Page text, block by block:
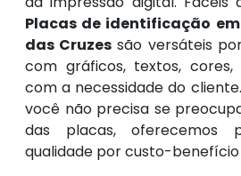
Placas de identificação
das Cruzes são versáteis
com gráficos, textos,
com a necessidade do
você não precisa se
das placas, oferecemos
qualidade por custo-benefício